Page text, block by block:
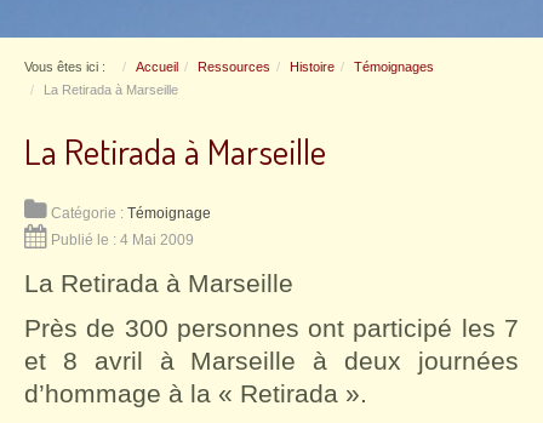
Vous êtes ici : Accueil Ressources Histoire
Témoignages
La Retirada à Marseille
La Retirada à Marseille
Catégorie : Témoignage
Publié le : 4 Mai 2009
La Retirada à Marseille
Près de 300 personnes ont participé les 7
et 8 avril à Marseille à deux journées
d’hommage à la « Retirada ».